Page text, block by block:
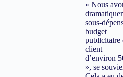
« Nous
sous-
budget
publicitaire
client –
d’environ
», se